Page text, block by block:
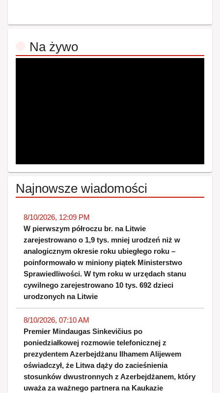
Na żywo
Najnowsze wiadomości
8/10/2026, 12:09 PM
W pierwszym półroczu br. na Litwie
zarejestrowano o 1,9 tys. mniej urodzeń niż w
analogicznym okresie roku ubiegłego roku –
poinformowało w miniony piątek Ministerstwo
Sprawiedliwości. W tym roku w urzędach stanu
cywilnego zarejestrowano 10 tys. 692 dzieci
urodzonych na Litwie
8/10/2026, 07:10 AM
Premier Mindaugas Sinkevičius po
poniedziałkowej rozmowie telefonicznej z
prezydentem Azerbejdżanu Ilhamem Alijewem
oświadczył, że Litwa dąży do zacieśnienia
stosunków dwustronnych z Azerbejdżanem, który
uważa za ważnego partnera na Kaukazie